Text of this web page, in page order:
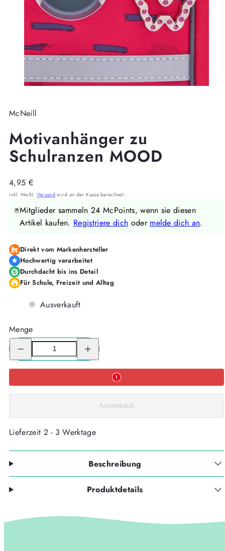
McNeill
Motivanhänger zu
Schulranzen MOOD
Regulärer
Preis
4,95 €
inkl. MwSt. Versand wird an der Kasse berechnet.
Mitglieder sammeln 24 McPoints, wenn sie diesen
Artikel kaufen. Registriere dich oder melde dich an.
Direkt vom Markenhersteller
Hochwertig verarbeitet
Durchdacht bis ins Detail
Für Schule, Freizeit und Alltag
Ausverkauft
Menge
Menge
für
Motivanhänger
verringern
für
Motivanhänger
Schulranzen
erhöhen
Ausverkauft
Lieferzeit 2 - 3 Werktage
Beschreibung
Produktdetails